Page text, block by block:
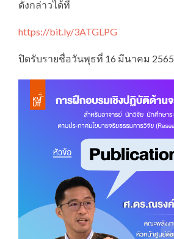
ดังกล่าวได้ที่
https://bit.ly/3ATGLPG
ปิดรับรายชื่อวันพุธที่ 16 มีนาคม 2565